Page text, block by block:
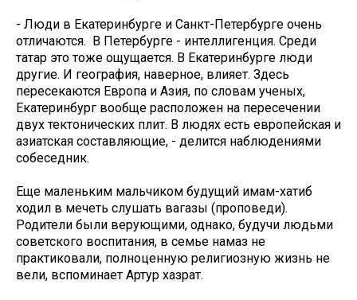
- Люди в Екатеринбурге и Санкт-Петербурге очень
отличаются. В Петербурге - интеллигенция. Среди
татар это тоже ощущается. В Екатеринбурге люди
другие. И география, наверное, влияет. Здесь
пересекаются Европа и Азия, по словам ученых,
Екатеринбург вообще расположен на пересечении
двух тектонических плит. В людях есть европейская и
азиатская составляющие, - делится наблюдениями
собеседник.
Еще маленьким мальчиком будущий имам-хатиб
ходил в мечеть слушать вагазы (проповеди).
Родители были верующими, однако, будучи людьми
советского воспитания, в семье намаз не
практиковали, полноценную религиозную жизнь не
вели, вспоминает Артур хазрат.